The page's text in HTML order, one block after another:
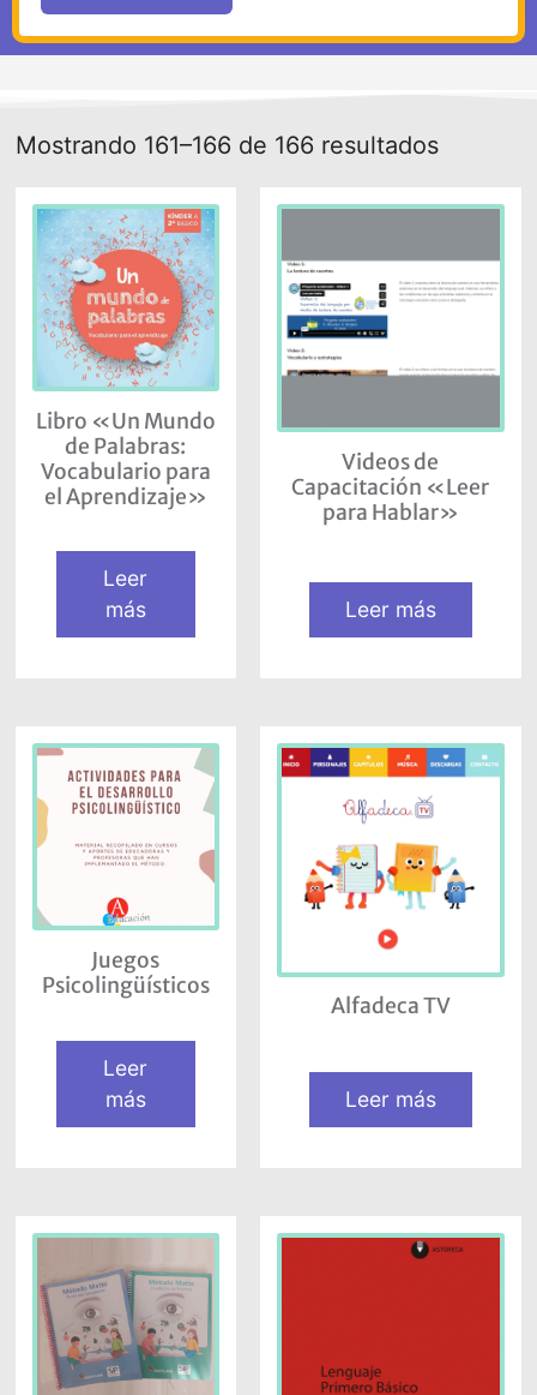
Mostrando 161–166 de 166 resultados
Libro «Un Mundo
de Palabras:
Vocabulario para
el Aprendizaje»
Leer
más
Videos de
Capacitación «Leer
para Hablar»
Leer más
Juegos
Psicolingüísticos
Leer
más
Alfadeca TV
Leer más